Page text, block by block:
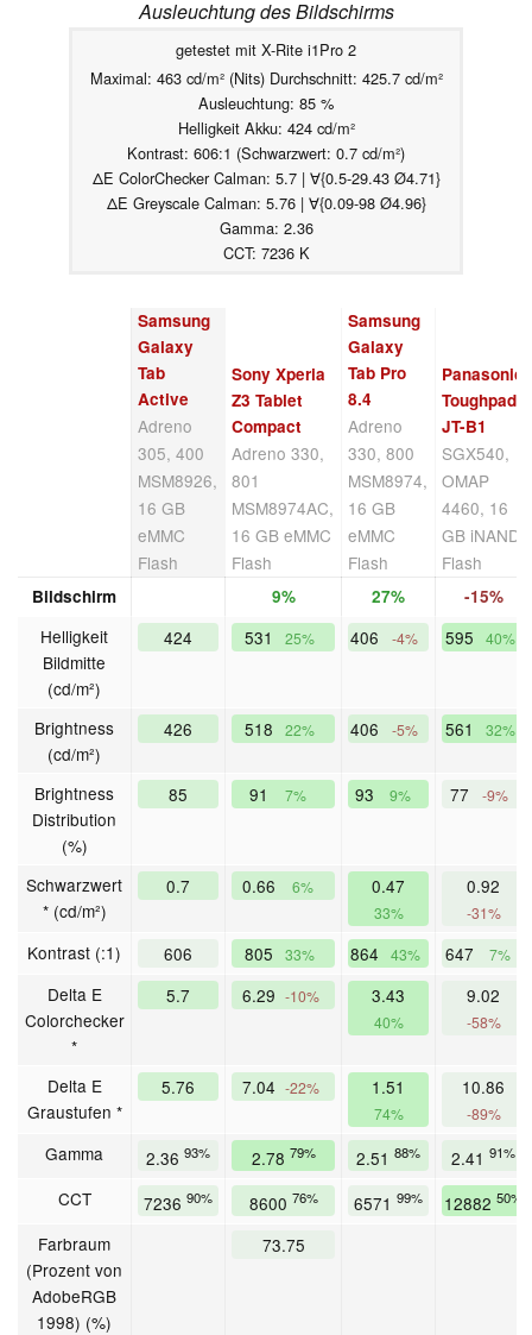
Ausleuchtung des Bildschirms
getestet mit X-Rite i1Pro 2
Maximal: 463 cd/m² (Nits) Durchschnitt: 425.7 cd/m²
Ausleuchtung: 85 %
Helligkeit Akku: 424 cd/m²
Kontrast: 606:1 (Schwarzwert: 0.7 cd/m²)
ΔE ColorChecker Calman: 5.7 | ∀{0.5-29.43 Ø4.71}
ΔE Greyscale Calman: 5.76 | ∀{0.09-98 Ø4.96}
Gamma: 2.36
CCT: 7236 K
Samsung
Galaxy
Tab
Active
Adreno
305, 400
MSM8926,
16 GB
eMMC
Flash
Sony Xperia
Z3 Tablet
Compact
Adreno 330,
801
MSM8974AC,
16 GB eMMC
Flash
Samsung
Galaxy
Tab Pro
8.4
Adreno
330, 800
MSM8974,
16 GB
eMMC
Flash
Panasonic
Toughpad
JT-B1
SGX540,
OMAP
4460, 16
GB iNAND
Flash
Bildschirm 9% 27% -15%
Helligkeit
Bildmitte
(cd/m²)
424 531 25% 406 -4% 595 40%
Brightness
(cd/m²)
426 518 22% 406 -5% 561 32%
Brightness
Distribution
(%)
85 91 7% 93 9% 77 -9%
Schwarzwert
* (cd/m²)
0.7 0.66 6% 0.47
33%
0.92
-31%
Kontrast (:1) 606 805 33% 864 43% 647 7%
Delta E
Colorchecker
*
5.7 6.29 -10% 3.43
40%
9.02
-58%
Delta E
Graustufen *
5.76 7.04 -22% 1.51
74%
10.86
-89%
Gamma 2.36 93% 2.78 79% 2.51 88% 2.41 91%
CCT 7236 90% 8600 76% 6571 99% 12882 50%
Farbraum
(Prozent von
AdobeRGB
1998) (%)
73.75